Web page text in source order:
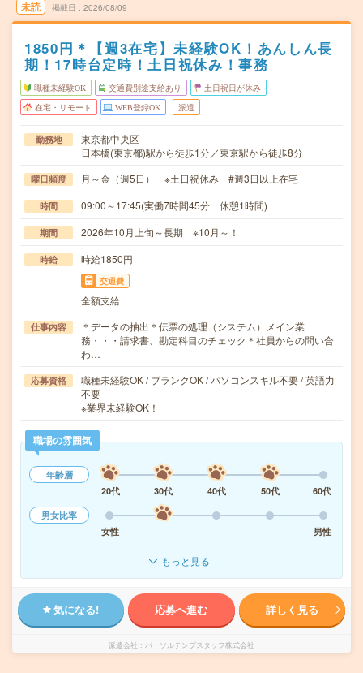
未読 掲載日 2026/08/09
1850円＊【週3在宅】未経験OK！あんしん長
期！17時台定時！土日祝休み！事務
職種未経験OK 交通費別途支給あり 土日祝日が休み
在宅・リモート WEB登録OK 派遣
勤務地
東京都中央区
日本橋(東京都)駅から徒歩1分／東京駅から徒歩8分
曜日頻度 月～金（週5日） ※土日祝休み #週3日以上在宅
時間 09:00～17:45(実働7時間45分 休憩1時間)
期間 2026年10月上旬～長期 ※10月～！
時給 時給1850円
交通費
全額支給
仕事内容
＊データの抽出＊伝票の処理（システム）メイン業
務・・・請求書、勘定科目のチェック＊社員からの問い合
わ…
応募資格
職種未経験OK / ブランクOK / パソコンスキル不要 / 英語力
不要
※業界未経験OK！
職場の雰囲気
年齢層
20代
30代 40代 50代
60代
男女比率
女性
男性
もっと見る
気になる! 応募へ進む 詳しく見る
派遣会社 パーソルテンプスタッフ株式会社